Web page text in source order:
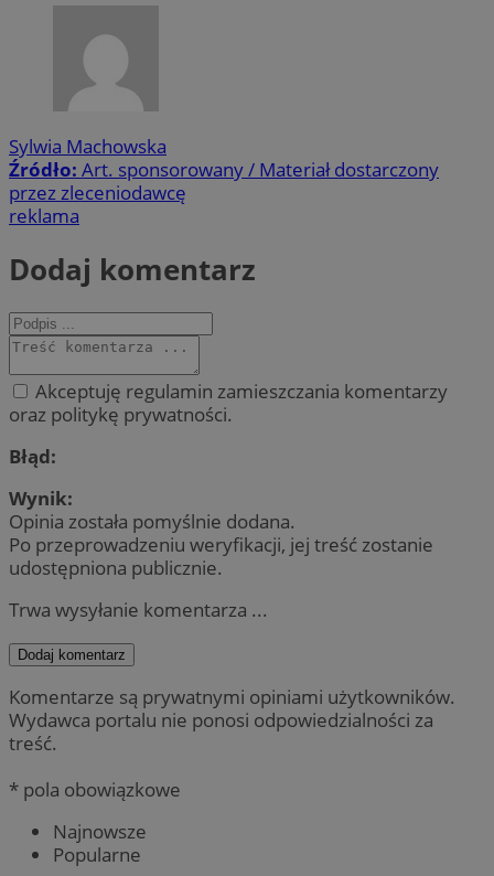
Sylwia Machowska
Źródło: Art. sponsorowany / Materiał dostarczony
przez zleceniodawcę
reklama
Dodaj komentarz
Akceptuję regulamin zamieszczania komentarzy
oraz politykę prywatności.
Błąd:
Wynik:
Opinia została pomyślnie dodana.
Po przeprowadzeniu weryfikacji, jej treść zostanie
udostępniona publicznie.
Trwa wysyłanie komentarza ...
Dodaj komentarz
Komentarze są prywatnymi opiniami użytkowników.
Wydawca portalu nie ponosi odpowiedzialności za
treść.
* pola obowiązkowe
Najnowsze
Popularne